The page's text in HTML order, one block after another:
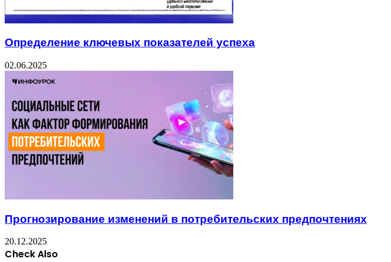
Определение ключевых показателей успеха
02.06.2025
Прогнозирование изменений в потребительских предпочтениях
20.12.2025
Check Also